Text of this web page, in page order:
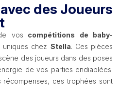
des Joueurs
vos compétitions de baby-
uniques chez Stella. Ces pièces
des joueurs dans des poses
de vos parties endiablées.
récompenses, ces trophées sont